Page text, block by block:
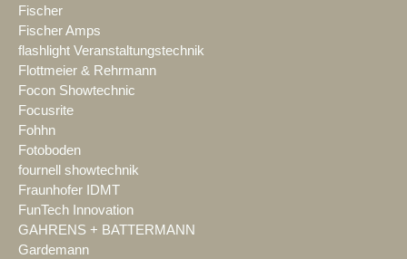
Fischer
Fischer Amps
flashlight Veranstaltungstechnik
Flottmeier & Rehrmann
Focon Showtechnic
Focusrite
Fohhn
Fotoboden
fournell showtechnik
Fraunhofer IDMT
FunTech Innovation
GAHRENS + BATTERMANN
Gardemann